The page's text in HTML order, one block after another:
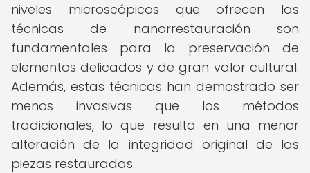
niveles microscópicos que ofrecen las
técnicas de nanorrestauración son
fundamentales para la preservación de
elementos delicados y de gran valor cultural.
Además, estas técnicas han demostrado ser
menos invasivas que los métodos
tradicionales, lo que resulta en una menor
alteración de la integridad original de las
piezas restauradas.